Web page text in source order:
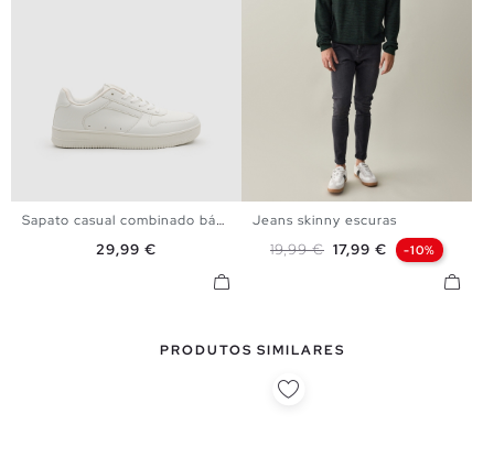
39 40 41 42 43
44
45
Sapato casual combinado básico
Preço
29,99 €
40
Jeans skinny escuras
Preço normal
19,99 € Preço
17,99 € -10%
PRODUTOS SIMILARES